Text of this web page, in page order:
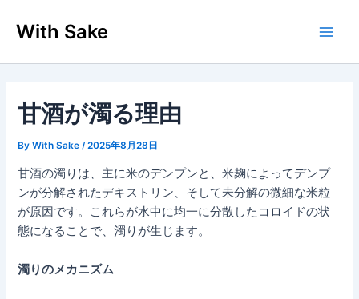
ス
With Sake
甘酒が濁る理由
ByWith Sake /2025年8月28日
甘酒の濁りは、主に米のデンプンと、米麹によってデンプ
ンが分解されたデキストリン、そして未分解の微細な米粒
が原因です。これらが水中に均一に分散したコロイドの状
態になることで、濁りが生じます。
濁りのメカニズム